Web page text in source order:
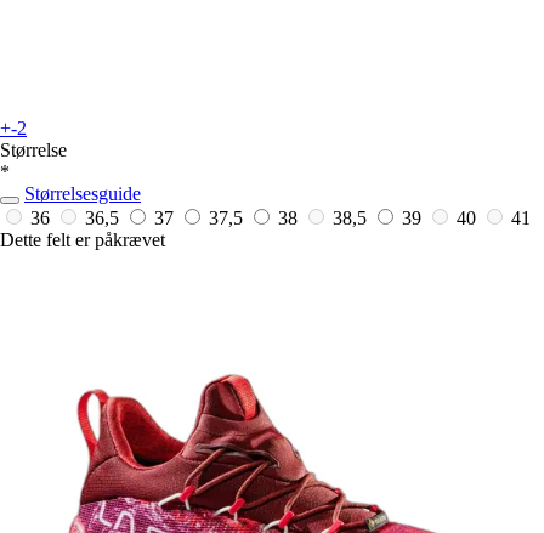
+-2
Størrelse
*
Størrelsesguide
36
36,5 37 37,5 38 38,5 39 40
41
Dette felt er påkrævet